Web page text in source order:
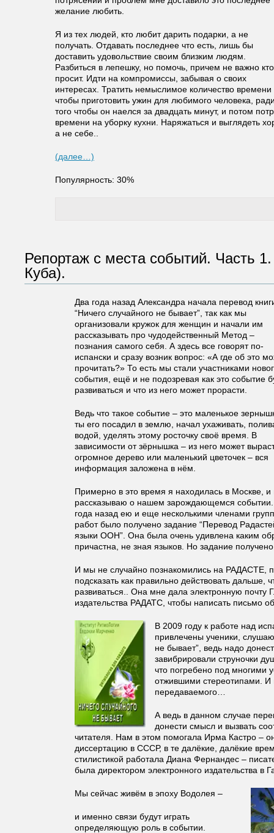
желание любить.
Я из тех людей, кто любит дарить подарки, а не
получать. Отдавать последнее что есть, лишь бы
доставить удовольствие своим близким людям.
Разбиться в лепешку, но помочь, причем не важно кто
просит. Идти на компромиссы, забывая о своих
интересах. Тратить немыслимое количество времени
чтобы приготовить ужин для любимого человека,
того чтобы он наелся за двадцать минут, и потом
времени на уборку кухни. Наряжаться и выглядеть
а не себе..
(далее…)
Популярность: 30%
Репортаж с места событий. Часть
Куба).
Два года назад Александра начала перевод
“Ничего случайного не бывает”, так как мы
организовали кружок для женщин и начали им
рассказывать про чудодейственный Метод –
познания самого себя. А здесь все говорят по-
испански и сразу возник вопрос: «А где об это
прочитать?» То есть мы стали участниками
события, ещё и не подозревая как это событие
развиваться и что из него может прорасти.
Ведь что такое событие – это маленькое
ты его посадил в землю, начал ухаживать,
водой, уделять этому росточку своё время. В
зависимости от зёрнышка – из него может
огромное дерево или маленький цветочек – вся
информация заложена в нём.
Примерно в это время я находилась в Москве, и
рассказываю о нашем зарождающемся событии.
года назад ею и еще несколькими членами
работ было получено задание “Перевод
языки ООН”. Она была очень удивлена каким
причастна, не зная языков. Но задание
И мы не случайно познакомились на РАДАСТЕ,
подсказать как правильно действовать дальше,
развиваться.. Она мне дала электронную почту
издательства РАДАТС, чтобы написать письмо
В 2009 году к работе над
привлечены ученики,
не бывает”, ведь надо
завибрировали струночки
что погребено под многими
отжившими стереотипами. И
передаваемого…
А ведь в данном случае
донести смысл и вызвать
читателя. Нам в этом помогала Ирма Кастро –
диссертацию в СССР, в те далёкие, далёкие
стилистикой работала Диана Фернандес –
была директором электронного издательства в
Мы сейчас живём в эпоху Водолея –
и именно связи будут играть
определяющую роль в событии.